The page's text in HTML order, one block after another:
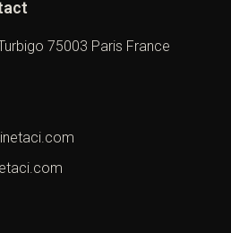
75003 Paris France